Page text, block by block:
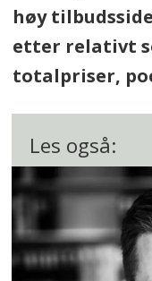
høy
etter relativt
totalpriser,
Les også: